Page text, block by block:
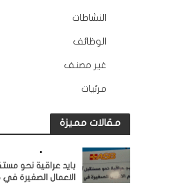
النشاطات
الوظائف
غير مصنف
مرئيات
مقالات مميزة
•
بايد عراقية نحو
الاعمال الصغيرة في